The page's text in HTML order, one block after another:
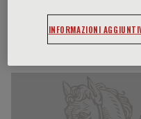
Partecipazioni
INFORMAZIONI